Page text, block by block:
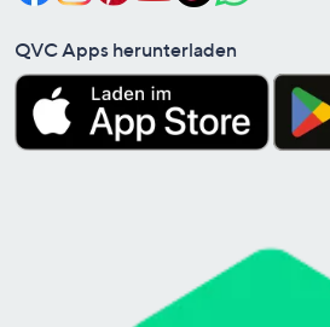
QVC Apps herunterladen